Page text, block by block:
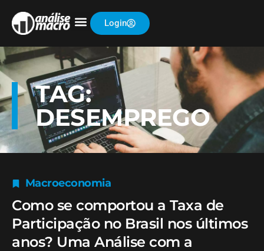
Login
TAG:
DESEMPREGO
Macroeconomia
Como se comportou a Taxa de
Participação no Brasil nos últimos
anos? Uma Análise com a